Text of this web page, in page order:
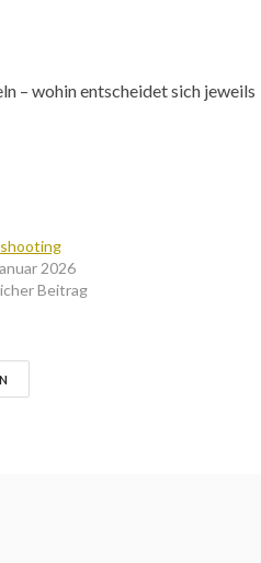
– wohin entscheidet sich jeweils
2026
Beitrag